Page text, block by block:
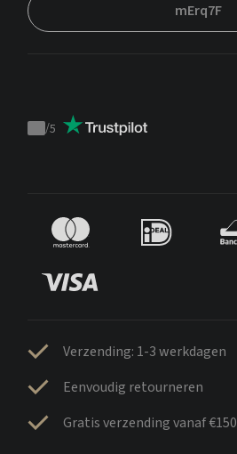
mErq7F
Trustpilot
/5
Verzending: 1-3 werkdagen
Eenvoudig retourneren
Gratis verzending vanaf €150